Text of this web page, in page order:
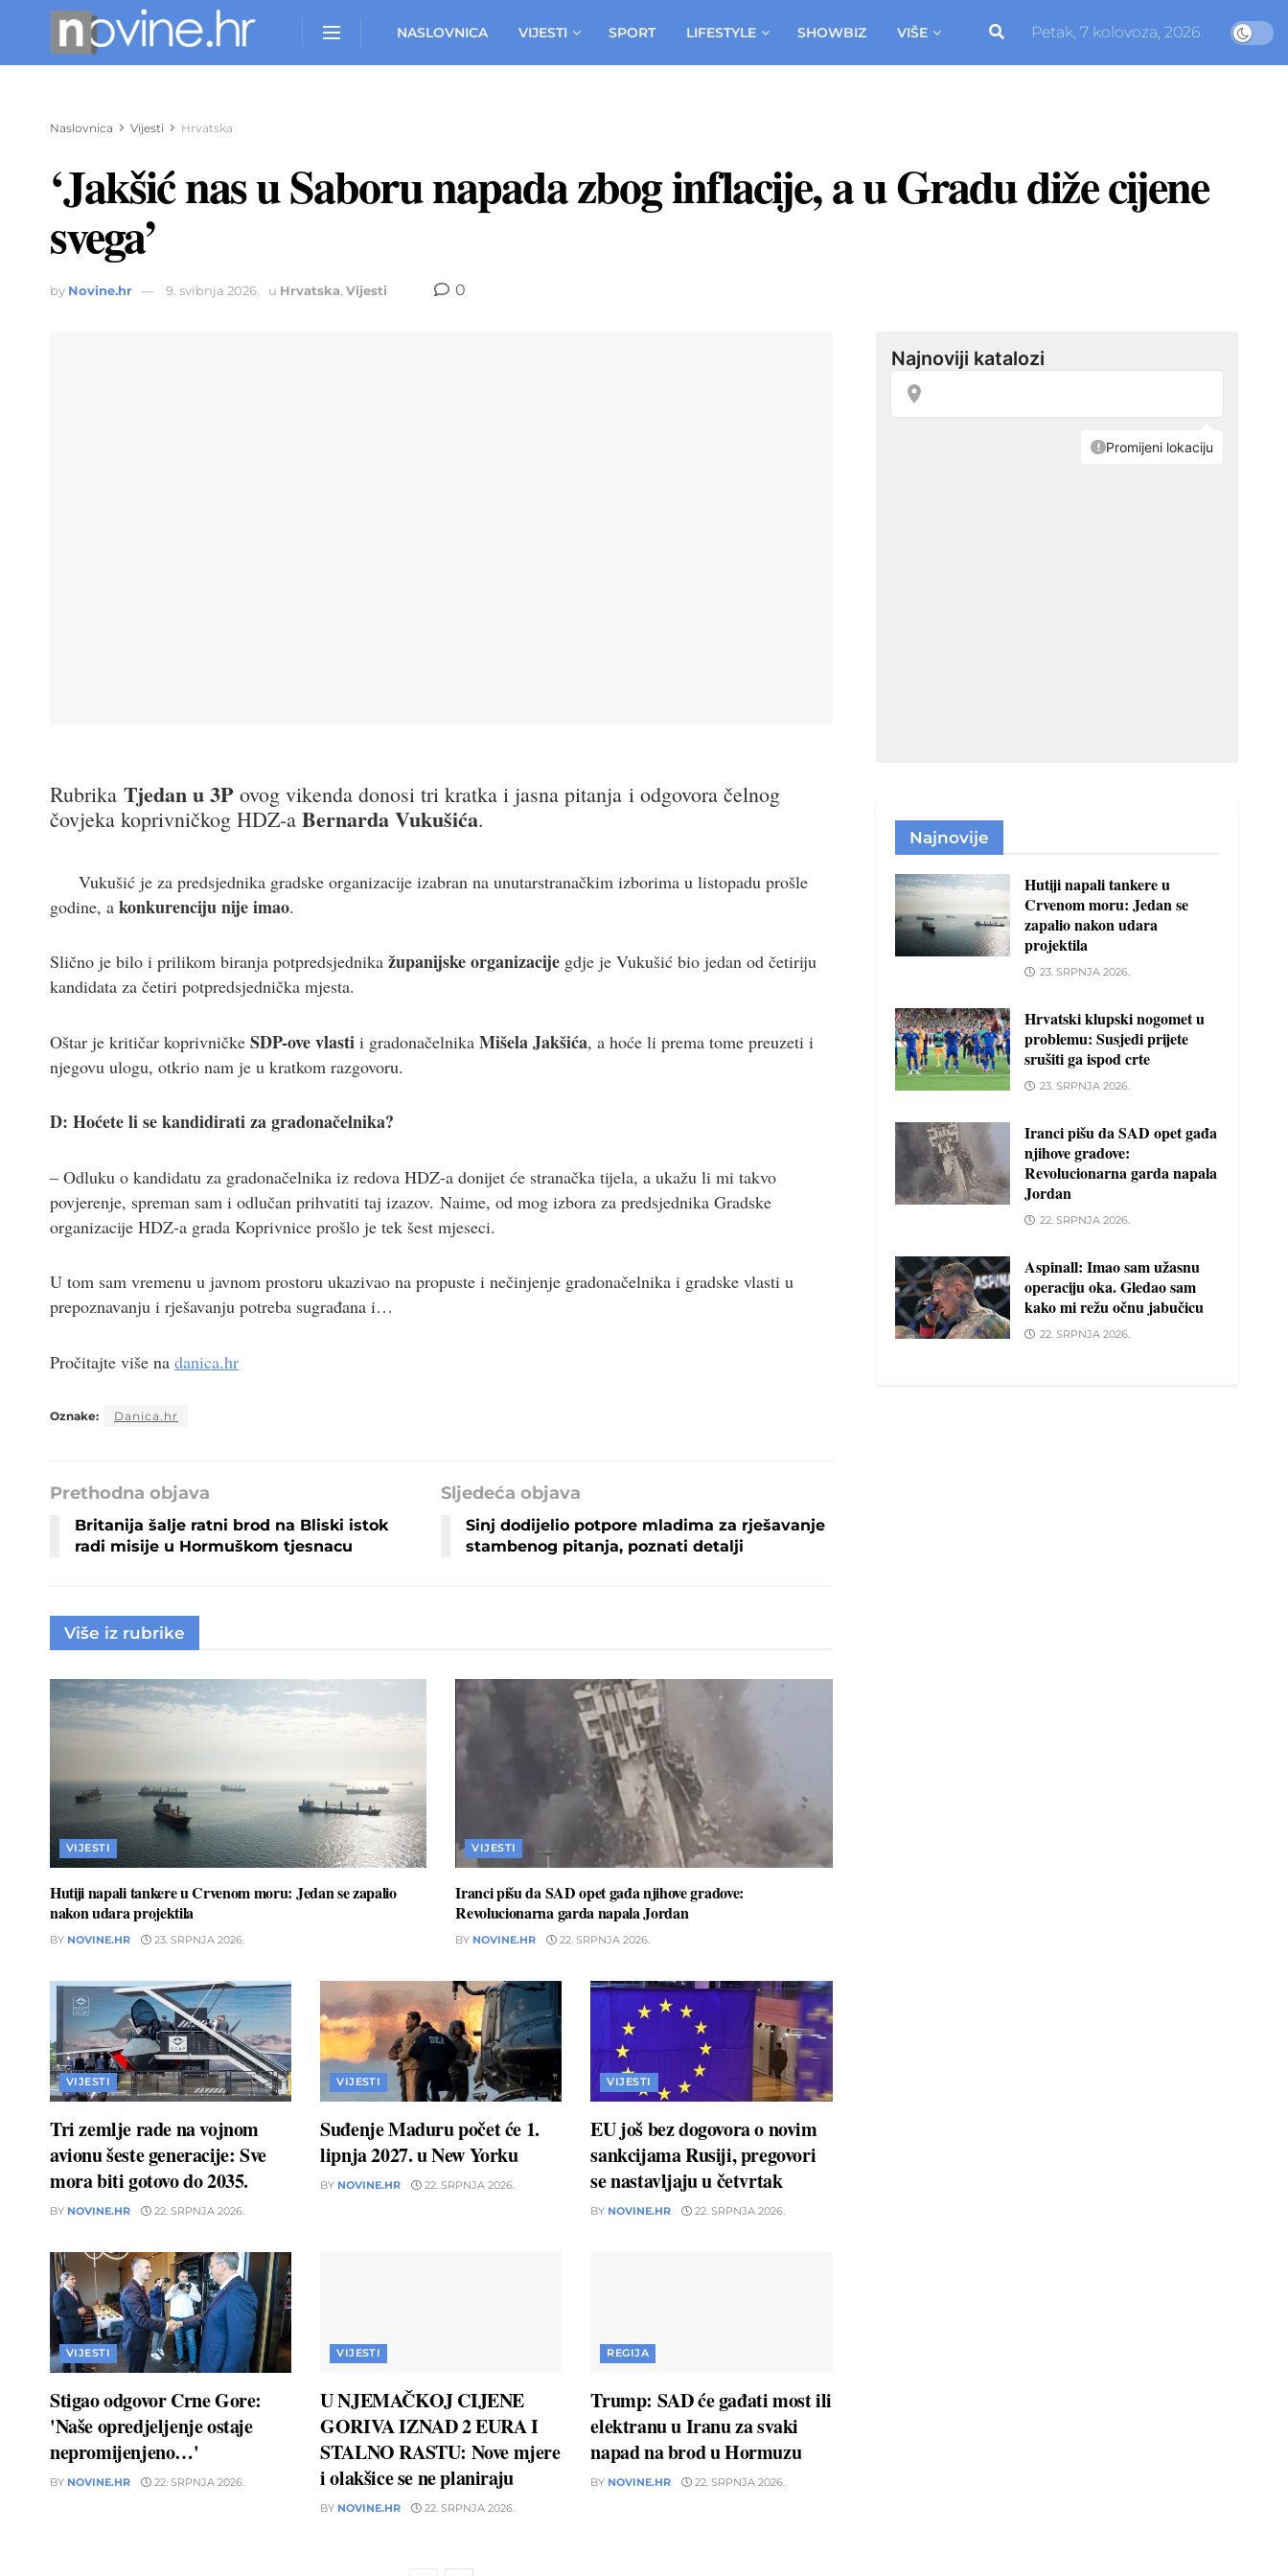
NASLOVNICA VIJESTI SPORT LIFESTYLE SHOWBIZ VIŠE Petak, 7 kolovoza, 2026.
Naslovnica Vijesti Hrvatska
‘Jakšić nas u Saboru napada zbog inflacije, a u Gradu diže cijene
svega’
by Novine.hr 9. svibnja 2026. u Hrvatska Vijesti 0
Rubrika Tjedan u 3P ovog vikenda donosi tri kratka i jasna pitanja i odgovora čelnog
čovjeka koprivničkog HDZ-a Bernarda Vukušića.
Vukušić je za predsjednika gradske organizacije izabran na unutarstranačkim izborima u listopadu prošle
godine, a konkurenciju nije imao.
Slično je bilo i prilikom biranja potpredsjednika županijske organizacije gdje je Vukušić bio jedan od četiriju
kandidata za četiri potpredsjednička mjesta.
Oštar je kritičar koprivničke SDP-ove vlasti i gradonačelnika Mišela Jakšića, a hoće li prema tome preuzeti i
njegovu ulogu, otkrio nam je u kratkom razgovoru.
D: Hoćete li se kandidirati za gradonačelnika?
– Odluku o kandidatu za gradonačelnika iz redova HDZ-a donijet će stranačka tijela, a ukažu li mi takvo
povjerenje, spreman sam i odlučan prihvatiti taj izazov. Naime, od mog izbora za predsjednika Gradske
organizacije HDZ-a grada Koprivnice prošlo je tek šest mjeseci.
U tom sam vremenu u javnom prostoru ukazivao na propuste i nečinjenje gradonačelnika i gradske vlasti u
prepoznavanju i rješavanju potreba sugrađana i…
Pročitajte više na danica.hr
Oznake: Danica.hr
Prethodna objava
Britanija šalje ratni brod na Bliski istok
radi misije u Hormuškom tjesnacu
Sljedeća objava
Sinj dodijelio potpore mladima za rješavanje
stambenog pitanja, poznati detalji
Više iz rubrike
VIJESTI
Hutiji napali tankere u Crvenom moru: Jedan se zapalio
nakon udara projektila
BY NOVINE.HR 23. SRPNJA 2026.
VIJESTI
Iranci pišu da SAD opet gađa njihove gradove:
Revolucionarna garda napala Jordan
BY NOVINE.HR 22. SRPNJA 2026.
VIJESTI
Tri zemlje rade na vojnom
avionu šeste generacije: Sve
mora biti gotovo do 2035.
BY NOVINE.HR 22. SRPNJA 2026.
VIJESTI
Suđenje Maduru počet će 1.
lipnja 2027. u New Yorku
BY NOVINE.HR 22. SRPNJA 2026.
VIJESTI
EU još bez dogovora o novim
sankcijama Rusiji, pregovori
se nastavljaju u četvrtak
BY NOVINE.HR 22. SRPNJA 2026.
VIJESTI
Stigao odgovor Crne Gore:
'Naše opredjeljenje ostaje
nepromijenjeno…'
BY NOVINE.HR 22. SRPNJA 2026.
VIJESTI
U NJEMAČKOJ CIJENE
GORIVA IZNAD 2 EURA I
STALNO RASTU: Nove mjere
i olakšice se ne planiraju
BY NOVINE.HR 22. SRPNJA 2026.
REGIJA
Trump: SAD će gađati most ili
elektranu u Iranu za svaki
napad na brod u Hormuzu
BY NOVINE.HR 22. SRPNJA 2026.
Najnovije
Hutiji napali tankere u
Crvenom moru: Jedan se
zapalio nakon udara
projektila
23. SRPNJA 2026.
Hrvatski klupski nogomet u
problemu: Susjedi prijete
srušiti ga ispod crte
23. SRPNJA 2026.
Iranci pišu da SAD opet gađa
njihove gradove:
Revolucionarna garda napala
Jordan
22. SRPNJA 2026.
Aspinall: Imao sam užasnu
operaciju oka. Gledao sam
kako mi režu očnu jabučicu
22. SRPNJA 2026.